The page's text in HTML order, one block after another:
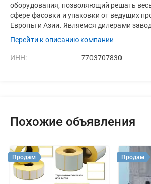
оборудования, позволяющий решать
сфере фасовки и упаковки от ведущих
Европы и Азии. Являемся дилерами
Перейти к описанию компании
ИНН: 7703707830
Похожие объявления
Продам Продам